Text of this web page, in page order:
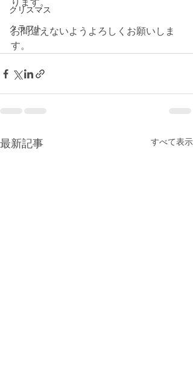
クリスマス
クラフト
ります。
お間違えないようよろしくお願いしま
す。
最新記事 すべて表示